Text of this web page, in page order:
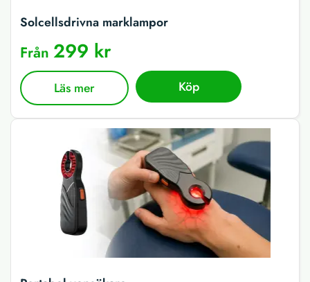
Solcellsdrivna marklampor
Från 299 kr
Läs mer Köp